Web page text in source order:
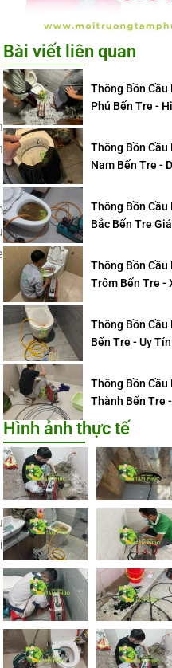
Bài viết liên quan
Thông Bồn
Phú Bến Tre -
Thông Bồn Cầu
Nam Bến Tre -
Thông Bồn Cầu
Bắc Bến Tre
Thông Bồn
Trôm Bến Tre -
Thông Bồn Cầu
Bến Tre - Uy
Thông Bồn Cầu
Thành Bến Tre
Hình ảnh thực tế